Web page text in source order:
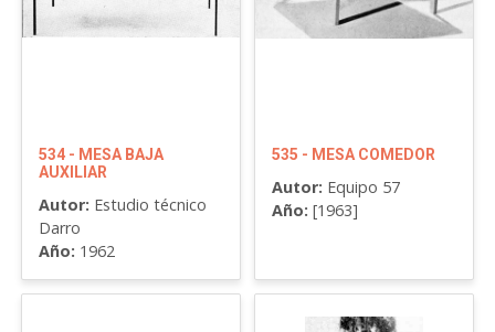
534 - MESA BAJA
AUXILIAR
Autor: Estudio técnico
Darro
Año: 1962
535 - MESA COMEDOR
Autor: Equipo 57
Año: [1963]